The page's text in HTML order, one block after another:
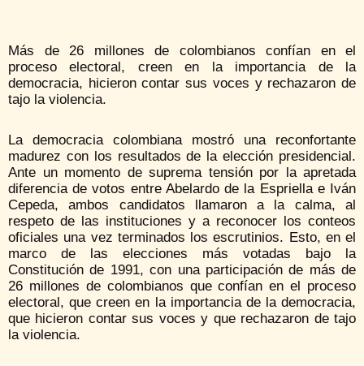
Más de 26 millones de colombianos confían en el
proceso electoral, creen en la importancia de la
democracia, hicieron contar sus voces y rechazaron de
tajo la violencia.
La democracia colombiana mostró una reconfortante
madurez con los resultados de la elección presidencial.
Ante un momento de suprema tensión por la apretada
diferencia de votos entre Abelardo de la Espriella e Iván
Cepeda, ambos candidatos llamaron a la calma, al
respeto de las instituciones y a reconocer los conteos
oficiales una vez terminados los escrutinios. Esto, en el
marco de las elecciones más votadas bajo la
Constitución de 1991, con una participación de más de
26 millones de colombianos que confían en el proceso
electoral, que creen en la importancia de la democracia,
que hicieron contar sus voces y que rechazaron de tajo
la violencia.